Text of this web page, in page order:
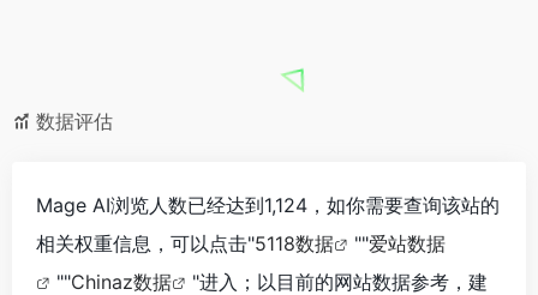
数据评估
Mage AI浏览人数已经达到1,124，如你需要查询该站的
相关权重信息，可以点击"5118数据 ""爱站数据
""Chinaz数据
"进入；以目前的网站数据参考，建